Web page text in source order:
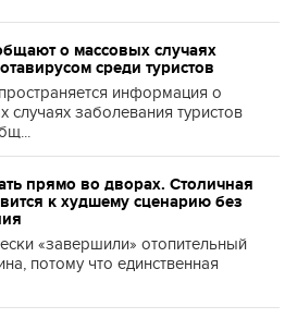
о массовых случаях
среди туристов
информация о
случаях заболевания туристов
прямо во дворах. Столичная
к худшему сценарию без
«завершили» отопительный
потому что единственная